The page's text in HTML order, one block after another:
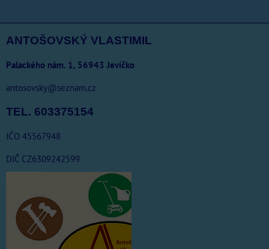
ANTOŠOVSKÝ VLASTIMIL
Palackého nám. 1, 56943 Jevíčko
antosovsky@seznam.cz
TEL. 603375154
IČO 45567948
DIČ CZ6309242599